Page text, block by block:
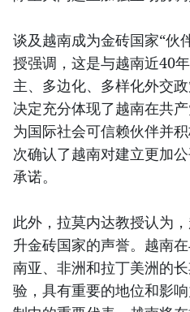
谈及越南成为金砖国家“伙
授强调，这是与越南近40
主、多边化、多样化外交
决定充分体现了越南在共
为国际社会可信赖伙伴并
次确认了越南对建立更加
承诺。
此外，拉莫内达教授认为
升金砖国家的声誉。越南
南亚、非洲和拉丁美洲的
验，具有重要的地位和影